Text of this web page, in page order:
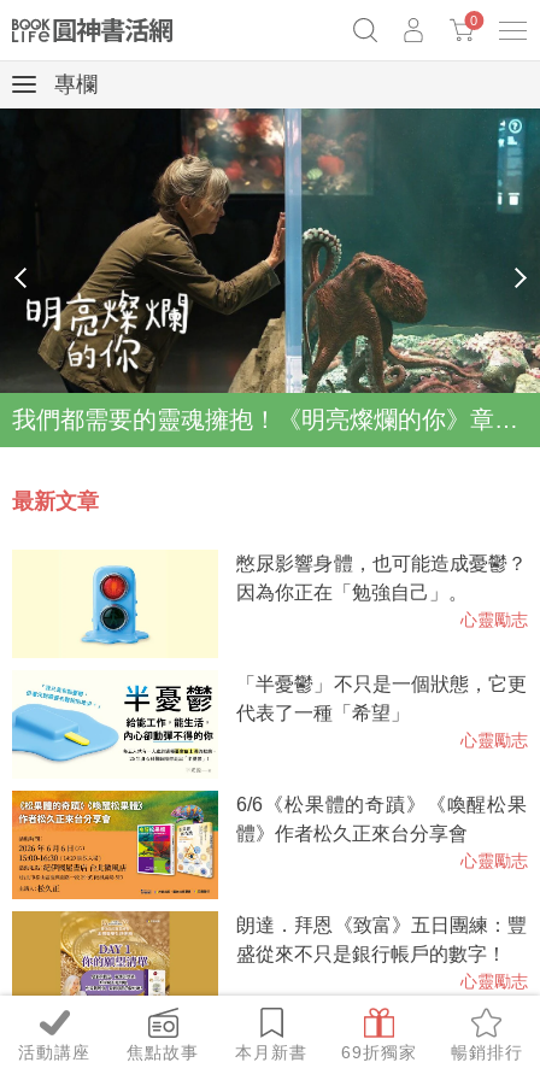
原子習慣實踐本
69折奇蹟套組
Netflix話題章魚小說！
0
活動講座 焦點故事 本月新書 69折獨家 暢銷排行
專欄
我們都需要的靈魂擁抱！《明亮燦爛的你》章魚故事登上Netflix登上Top2
prev next
最新文章
憋尿影響身體，也可能造成憂鬱？
因為你正在「勉強自己」。
心靈勵志
「半憂鬱」不只是一個狀態，它更
代表了一種「希望」
心靈勵志
6/6《松果體的奇蹟》《喚醒松果
體》作者松久正來台分享會
心靈勵志
朗達．拜恩《致富》五日團練：豐
盛從來不只是銀行帳戶的數字！
心靈勵志
脆友一問百應推薦！《不反應的練